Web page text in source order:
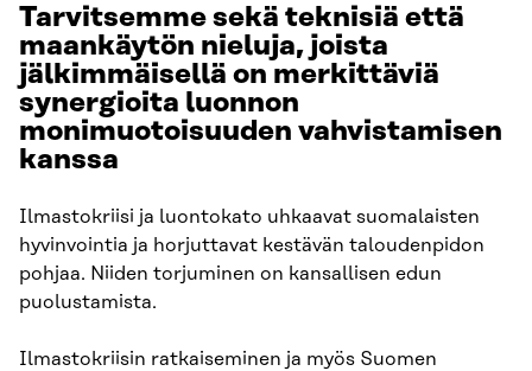
Tarvitsemme sekä teknisiä että
maankäytön nieluja, joista
jälkimmäisellä on merkittäviä
synergioita luonnon
monimuotoisuuden vahvistamisen
kanssa
Ilmastokriisi ja luontokato uhkaavat suomalaisten
hyvinvointia ja horjuttavat kestävän taloudenpidon
pohjaa. Niiden torjuminen on kansallisen edun
puolustamista.
Ilmastokriisin ratkaiseminen ja myös Suomen